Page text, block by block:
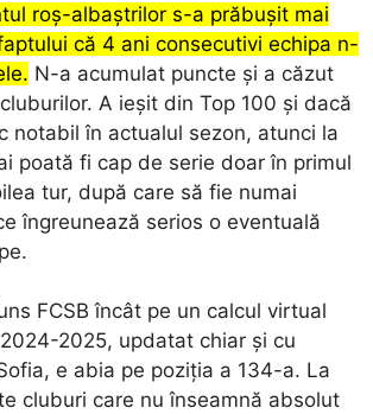
roș-albaștrilor s-a prăbușit mai
că 4 ani consecutivi echipa n-
N-a acumulat puncte și a căzut
A ieșit din Top 100 și dacă
notabil în actualul sezon, atunci la
poată fi cap de serie doar în primul
tur, după care să fie numai
îngreunează serios o eventuală
FCSB încât pe un calcul virtual
2025, updatat chiar și cu
e abia pe poziția a 134-a. La
cluburi care nu înseamnă absolut